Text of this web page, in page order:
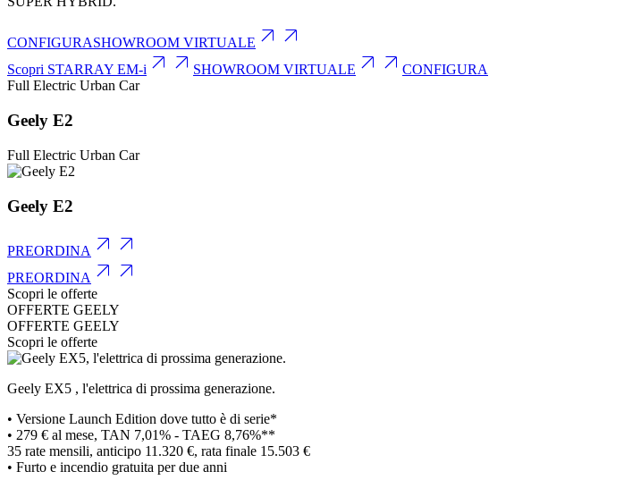
CONFIGURASHOWROOM VIRTUALE
Scopri STARRAY EM-i SHOWROOM VIRTUALE
CONFIGURA
Full Electric Urban Car
Geely E2
Full Electric Urban Car
Geely E2
PREORDINA
PREORDINA
Scopri le offerte
OFFERTE GEELY
OFFERTE GEELY
Scopri le offerte
Geely EX5 , l'elettrica di prossima generazione.
• Versione Launch Edition dove tutto è di serie*
• 279 € al mese, TAN 7,01% - TAEG 8,76%**
35 rate mensili, anticipo 11.320 €, rata finale 15.503 €
• Furto e incendio gratuita per due anni